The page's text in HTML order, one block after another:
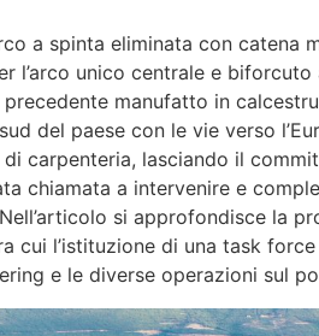
a spinta eliminata con
unico centrale e
manufatto in
del paese con le vie verso
carpenteria, lasciando il
chiamata a intervenire e
si approfondisce la
l’istituzione di una task
e le diverse operazioni sul